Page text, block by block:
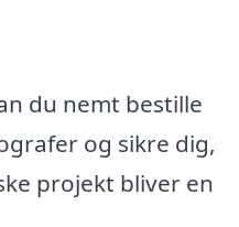
du nemt bestille
og sikre dig,
projekt bliver en